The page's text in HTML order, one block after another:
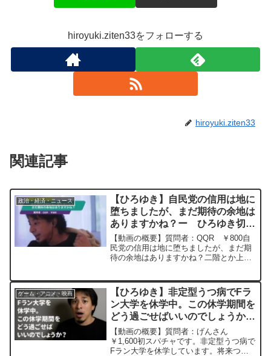
hiroyuki.ziten33をフォローする
hiroyuki.ziten33
関連記事
政治・経済・ニュース
【ひろゆき】自民党の信用は地に
堕ちましたが、まだ期待の余地は
ありますかね？ー ひろゆき切り
抜き 20240522
【動画の概要】質問者：QQR ￥800自
民党の信用は地に堕ちましたが、まだ期
待の余地はありますかね？二階とか上の
と思うんですが。元動画：【part2】現実
が辛いと研究・...
ゲーム・アニメ・映画
【ひろゆき】非定型うつ病でFラ
ン大学を休学中。この休学期間を
どう過ごせばいいのでしょうか
ー ひろゆき切り抜き
20250915
【動画の概要】質問者：げんさん
￥1,600初スパチャです。非定型うつ病で
Fラン大学を休学しています。将来つき